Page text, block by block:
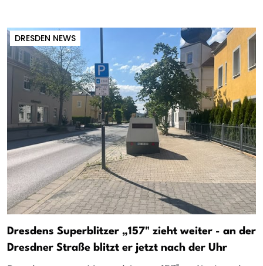
DRESDEN NEWS
Dresdens Superblitzer „157" zieht weiter - an der
Dresdner Straße blitzt er jetzt nach der Uhr